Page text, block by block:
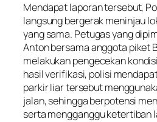
Mendapat laporan tersebut,
langsung bergerak meninjau
yang sama. Petugas yang
Anton bersama anggota piket
melakukan pengecekan
hasil verifikasi, polisi
parkir liar tersebut
jalan, sehingga berpotensi
serta mengganggu ketertiban